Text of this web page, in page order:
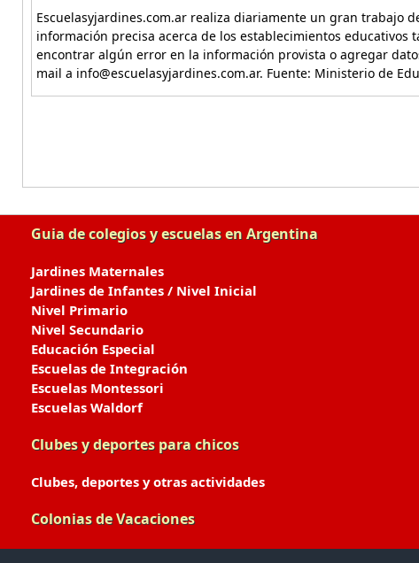
Escuelasyjardines.com.ar realiza diariamente un gran trabajo
información precisa acerca de los establecimientos educativos
encontrar algún error en la información provista o agregar
mail a info@escuelasyjardines.com.ar. Fuente: Ministerio de
Guia de colegios y escuelas en Argentina
Jardines Maternales
Jardines de Infantes / Nivel Inicial
Nivel Primario
Nivel Secundario
Educación Especial
Escuelas de Integración
Escuelas Montessori
Escuelas Waldorf
Clubes y deportes para chicos
Clubes, deportes y otras actividades
Colonias de Vacaciones